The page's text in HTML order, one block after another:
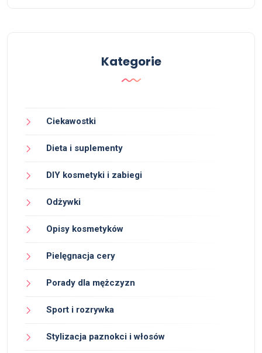
Kategorie
Ciekawostki
Dieta i suplementy
DIY kosmetyki i zabiegi
Odżywki
Opisy kosmetyków
Pielęgnacja cery
Porady dla mężczyzn
Sport i rozrywka
Stylizacja paznokci i włosów